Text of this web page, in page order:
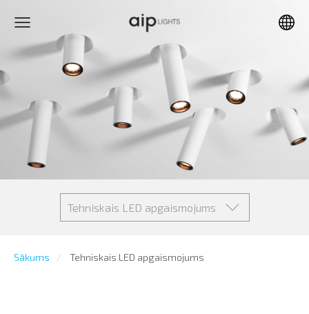
Tehniskais LED apgaismojums
Sākums Tehniskais LED apgaismojums